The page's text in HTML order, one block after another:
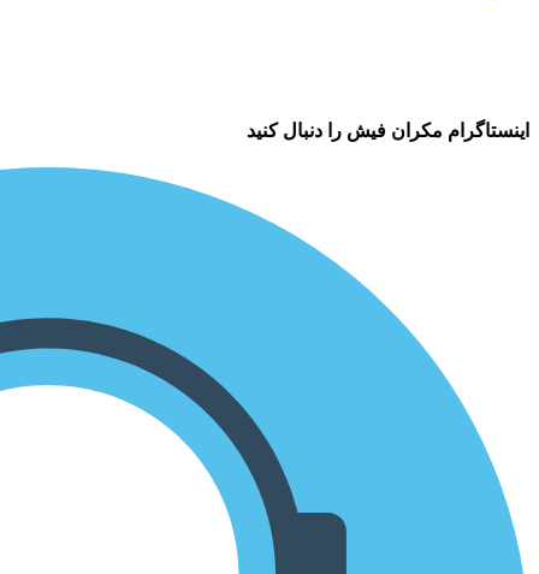
اینستاگرام مکران فیش را دنبال کنید